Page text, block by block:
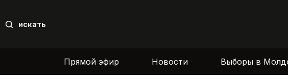
искать
Прямой эфир Новости Выборы в